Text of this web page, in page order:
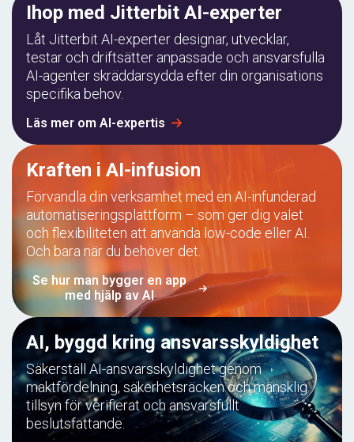
Ihop med Jitterbit AI-experter
Låt Jitterbit AI-experter designar, utvecklar,
testar och driftsätter anpassade och ansvarsfulla
AI-agenter skräddarsydda efter din organisations
specifika behov.
Läs mer om AI-expertis
Kraften i AI-infusion
Förvandla din verksamhet med en AI-infunderad
automatiseringsplattform – som ger dig valet
och flexibiliteten att använda low-code eller AI.
Och bara när du behöver det.
Se hur man bygger en app
med hjälp av AI
AI, byggd kring ansvarsskyldighet
Säkerställ AI-ansvarsskyldighet genom
maktfördelning, säkerhetsräcken och mänsklig
tillsyn för verifierat och ansvarsfullt
beslutsfattande.